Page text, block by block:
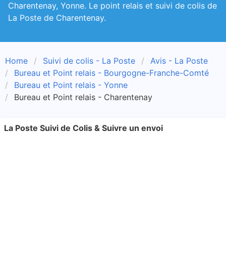
Charentenay, Yonne. Le point relais et suivi de colis de
La Poste de Charentenay.
Home Suivi de colis - La Poste
Avis - La Poste
Bureau et Point relais - Bourgogne-Franche-Comté
Bureau et Point relais - Yonne
Bureau et Point relais - Charentenay
La Poste Suivi de Colis & Suivre un envoi